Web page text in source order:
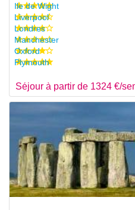
Ile de Wight
Liverpool
Londres
Manchester
Oxford
Plymouth
Séjour à partir de 1324 €/